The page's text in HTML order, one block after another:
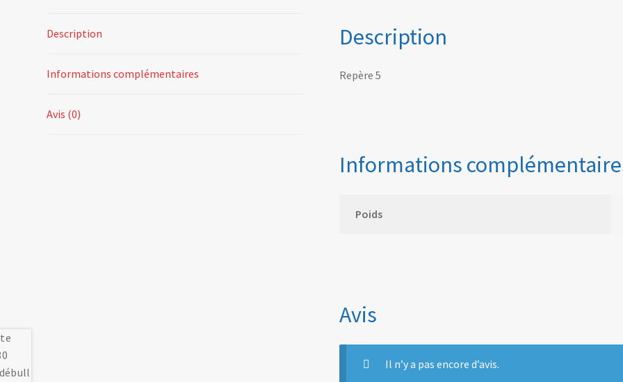
Description
Informations complémentaires
Avis (0)
Description
Repère 5
Informations
Poids
Avis
Il n’y a pas encore d’avis.